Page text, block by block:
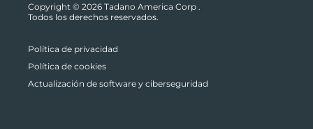
Copyright © 2026 Tadano America Corp .
Todos los derechos reservados.
Política de privacidad
Política de cookies
Actualización de software y ciberseguridad